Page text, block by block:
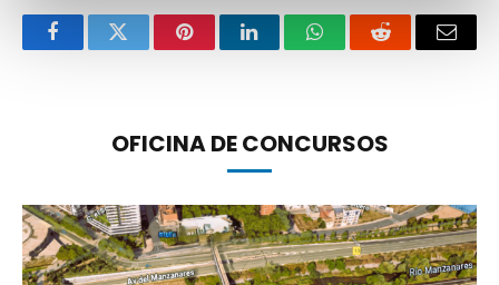
FacebookTwitter PinterestLinkedInWhatsAppReddit Email
OFICINA DE CONCURSOS